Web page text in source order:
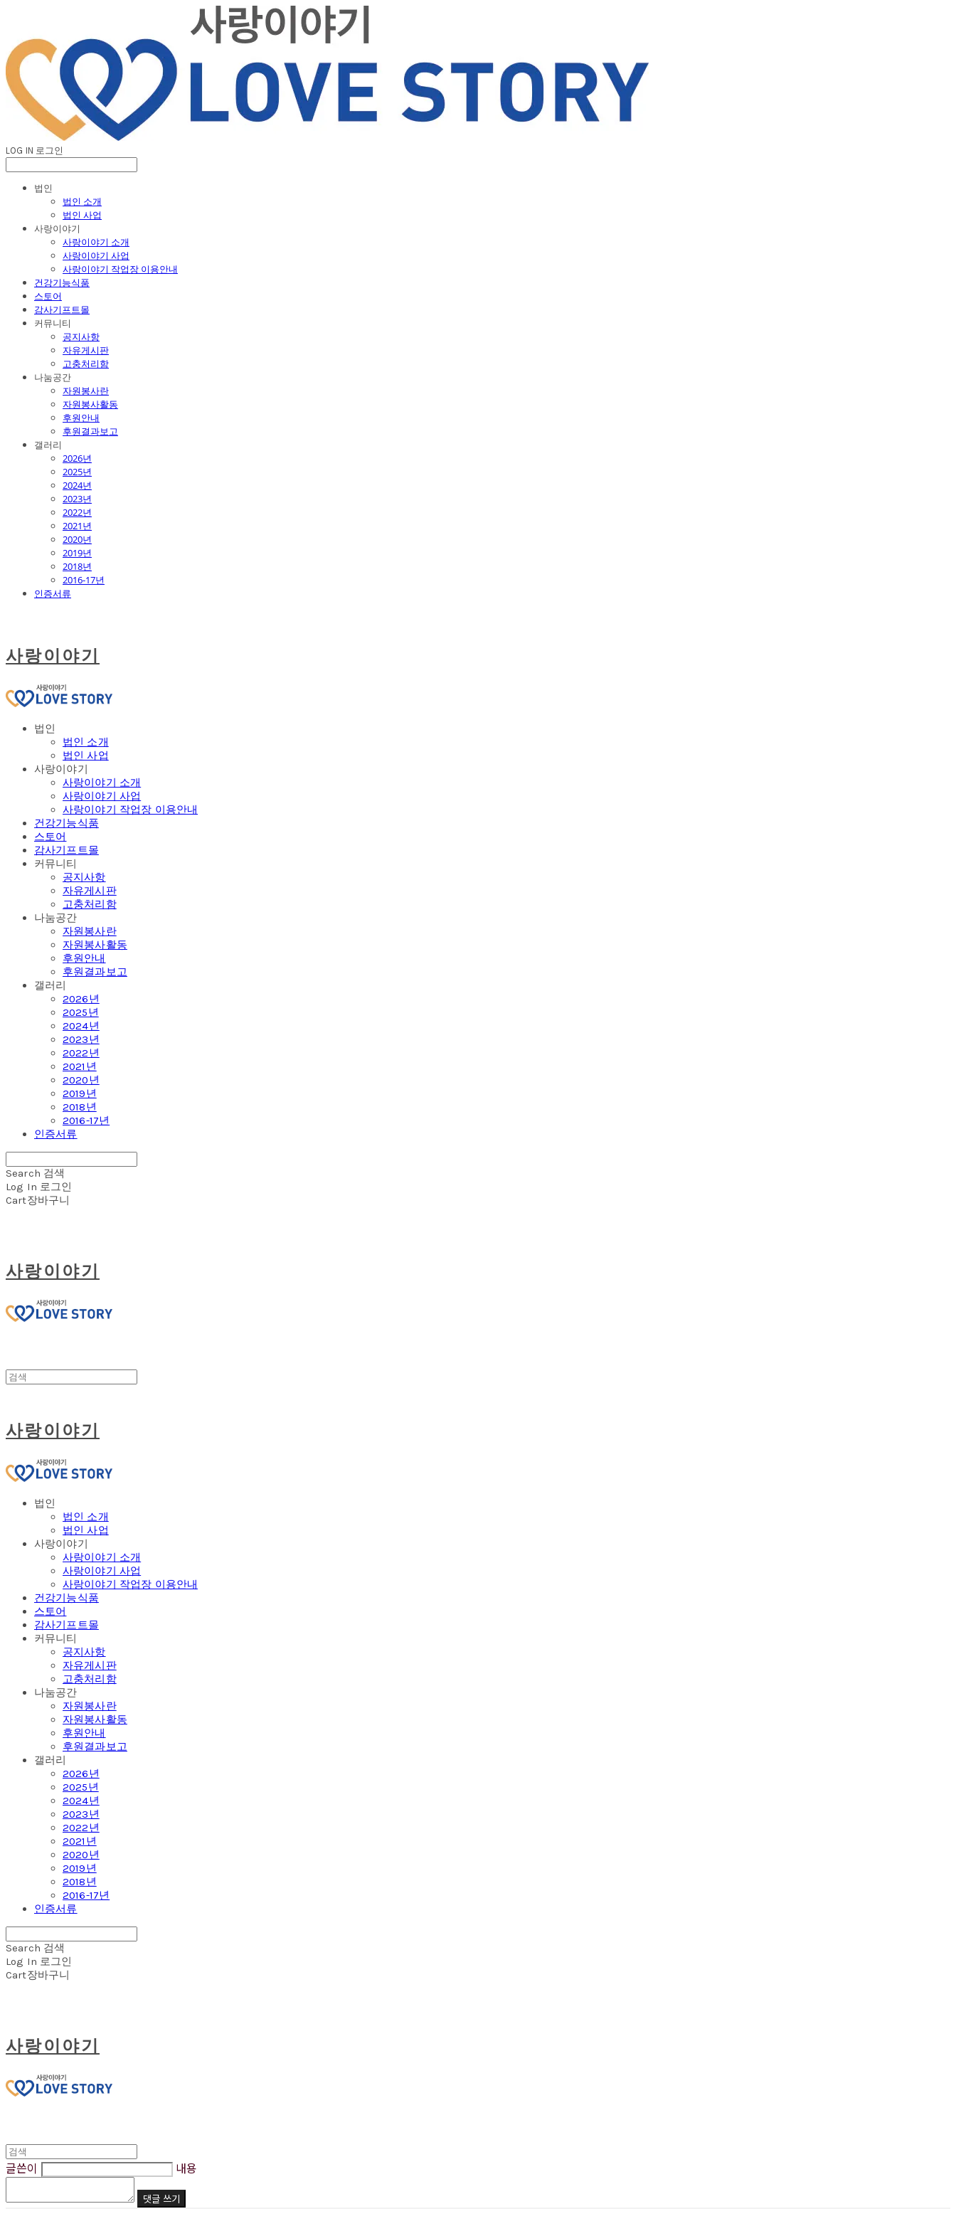
LOG IN 로그인
법인
법인 소개
법인 사업
사랑이야기
사랑이야기 소개
사랑이야기 사업
사랑이야기 작업장 이용안내
건강기능식품
스토어
감사기프트몰
커뮤니티
공지사항
자유게시판
고충처리함
나눔공간
자원봉사란
자원봉사활동
후원안내
후원결과보고
갤러리
2026년
2025년
2024년
2023년
2022년
2021년
2020년
2019년
2018년
2016-17년
인증서류
사랑이야기
법인
법인 소개
법인 사업
사랑이야기
사랑이야기 소개
사랑이야기 사업
사랑이야기 작업장 이용안내
건강기능식품
스토어
감사기프트몰
커뮤니티
공지사항
자유게시판
고충처리함
나눔공간
자원봉사란
자원봉사활동
후원안내
후원결과보고
갤러리
2026년
2025년
2024년
2023년
2022년
2021년
2020년
2019년
2018년
2016-17년
인증서류
Search 검색
Log In 로그인
Cart장바구니
사랑이야기
사랑이야기
법인
법인 소개
법인 사업
사랑이야기
사랑이야기 소개
사랑이야기 사업
사랑이야기 작업장 이용안내
건강기능식품
스토어
감사기프트몰
커뮤니티
공지사항
자유게시판
고충처리함
나눔공간
자원봉사란
자원봉사활동
후원안내
후원결과보고
갤러리
2026년
2025년
2024년
2023년
2022년
2021년
2020년
2019년
2018년
2016-17년
인증서류
Search 검색
Log In 로그인
Cart장바구니
사랑이야기
글쓴이 내용
댓글 쓰기